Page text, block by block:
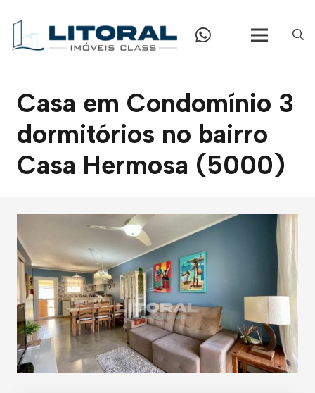
Casa em Condomínio 3
dormitórios no bairro
Casa Hermosa (5000)